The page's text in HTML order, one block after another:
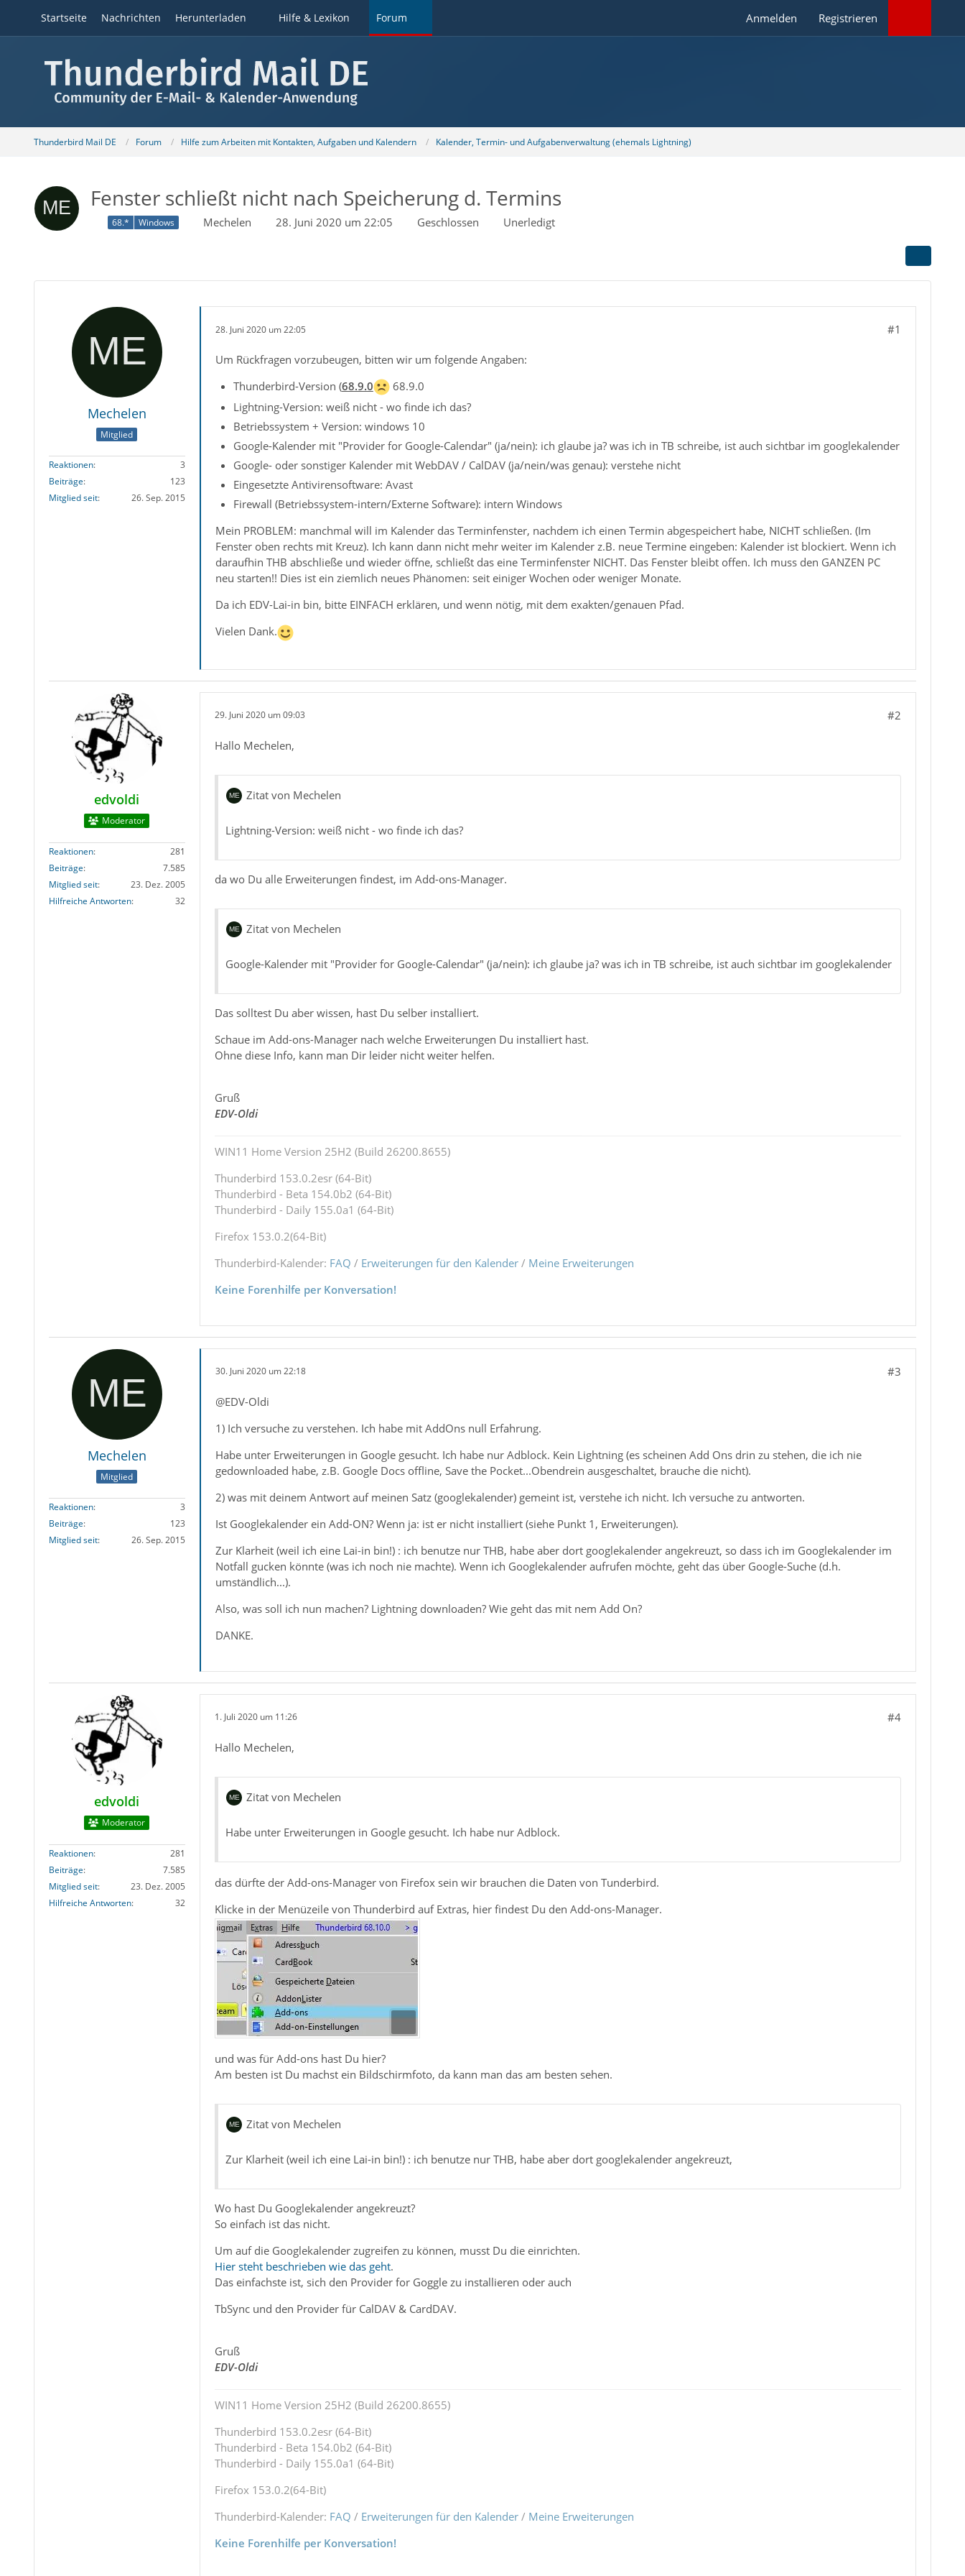
Startseite Nachrichten Herunterladen Hilfe & Lexikon Forum Anmelden Registrieren
Thunderbird Mail DE Forum Hilfe zum Arbeiten mit Kontakten, Aufgaben und Kalendern Kalender, Termin- und Aufgabenverwaltung (ehemals Lightning)
Fenster schließt nicht nach Speicherung d. Termins
68.* Windows Mechelen 28. Juni 2020 um 22:05 Geschlossen Unerledigt
Mechelen
Mitglied
Reaktionen
3
Beiträge
123
Mitglied seit
26. Sep. 2015
28. Juni 2020 um 22:05 #1
Um Rückfragen vorzubeugen, bitten wir um folgende Angaben:
Thunderbird-Version (68.9.0
68.9.0
Lightning-Version: weiß nicht - wo finde ich das?
Betriebssystem + Version: windows 10
Google-Kalender mit "Provider for Google-Calendar" (ja/nein): ich glaube ja? was ich in TB schreibe, ist auch sichtbar im googlekalender
Google- oder sonstiger Kalender mit WebDAV / CalDAV (ja/nein/was genau): verstehe nicht
Eingesetzte Antivirensoftware: Avast
Firewall (Betriebssystem-intern/Externe Software): intern Windows
Mein PROBLEM: manchmal will im Kalender das Terminfenster, nachdem ich einen Termin abgespeichert habe, NICHT schließen. (Im
Fenster oben rechts mit Kreuz). Ich kann dann nicht mehr weiter im Kalender z.B. neue Termine eingeben: Kalender ist blockiert. Wenn ich
daraufhin THB abschließe und wieder öffne, schließt das eine Terminfenster NICHT. Das Fenster bleibt offen. Ich muss den GANZEN PC
neu starten!! Dies ist ein ziemlich neues Phänomen: seit einiger Wochen oder weniger Monate.
Da ich EDV-Lai-in bin, bitte EINFACH erklären, und wenn nötig, mit dem exakten/genauen Pfad.
Vielen Dank.
edvoldi
Moderator
Reaktionen
281
Beiträge
7.585
Mitglied seit
23. Dez. 2005
Hilfreiche Antworten
32
29. Juni 2020 um 09:03 #2
Hallo Mechelen,
Zitat von Mechelen
Lightning-Version: weiß nicht - wo finde ich das?
da wo Du alle Erweiterungen findest, im Add-ons-Manager.
Zitat von Mechelen
Google-Kalender mit "Provider for Google-Calendar" (ja/nein): ich glaube ja? was ich in TB schreibe, ist auch sichtbar im googlekalender
Das solltest Du aber wissen, hast Du selber installiert.
Schaue im Add-ons-Manager nach welche Erweiterungen Du installiert hast.
Ohne diese Info, kann man Dir leider nicht weiter helfen.
Gruß
EDV-Oldi
WIN11 Home Version 25H2 (Build 26200.8655)
Thunderbird 153.0.2esr (64-Bit)
Thunderbird - Beta 154.0b2 (64-Bit)
Thunderbird - Daily 155.0a1 (64-Bit)
Firefox 153.0.2(64-Bit)
Thunderbird-Kalender: FAQ / Erweiterungen für den Kalender/ Meine Erweiterungen
Keine Forenhilfe per Konversation!
Mechelen
Mitglied
Reaktionen
3
Beiträge
123
Mitglied seit
26. Sep. 2015
30. Juni 2020 um 22:18 #3
@EDV-Oldi
1) Ich versuche zu verstehen. Ich habe mit AddOns null Erfahrung.
Habe unter Erweiterungen in Google gesucht. Ich habe nur Adblock. Kein Lightning (es scheinen Add Ons drin zu stehen, die ich nie
gedownloaded habe, z.B. Google Docs offline, Save the Pocket...Obendrein ausgeschaltet, brauche die nicht).
2) was mit deinem Antwort auf meinen Satz (googlekalender) gemeint ist, verstehe ich nicht. Ich versuche zu antworten.
Ist Googlekalender ein Add-ON? Wenn ja: ist er nicht installiert (siehe Punkt 1, Erweiterungen).
Zur Klarheit (weil ich eine Lai-in bin!) : ich benutze nur THB, habe aber dort googlekalender angekreuzt, so dass ich im Googlekalender im
Notfall gucken könnte (was ich noch nie machte). Wenn ich Googlekalender aufrufen möchte, geht das über Google-Suche (d.h.
umständlich...).
Also, was soll ich nun machen? Lightning downloaden? Wie geht das mit nem Add On?
DANKE.
edvoldi
Moderator
Reaktionen
281
Beiträge
7.585
Mitglied seit
23. Dez. 2005
Hilfreiche Antworten
32
1. Juli 2020 um 11:26 #4
Hallo Mechelen,
Zitat von Mechelen
Habe unter Erweiterungen in Google gesucht. Ich habe nur Adblock.
das dürfte der Add-ons-Manager von Firefox sein wir brauchen die Daten von Tunderbird.
Klicke in der Menüzeile von Thunderbird auf Extras, hier findest Du den Add-ons-Manager.
und was für Add-ons hast Du hier?
Am besten ist Du machst ein Bildschirmfoto, da kann man das am besten sehen.
Zitat von Mechelen
Zur Klarheit (weil ich eine Lai-in bin!) : ich benutze nur THB, habe aber dort googlekalender angekreuzt,
Wo hast Du Googlekalender angekreuzt?
So einfach ist das nicht.
Um auf die Googlekalender zugreifen zu können, musst Du die einrichten.
Hier steht beschrieben wie das geht.
Das einfachste ist, sich den Provider for Goggle zu installieren oder auch
TbSync und den Provider für CalDAV & CardDAV.
Gruß
EDV-Oldi
WIN11 Home Version 25H2 (Build 26200.8655)
Thunderbird 153.0.2esr (64-Bit)
Thunderbird - Beta 154.0b2 (64-Bit)
Thunderbird - Daily 155.0a1 (64-Bit)
Firefox 153.0.2(64-Bit)
Thunderbird-Kalender: FAQ / Erweiterungen für den Kalender/ Meine Erweiterungen
Keine Forenhilfe per Konversation!